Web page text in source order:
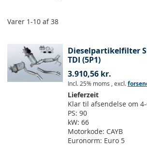
Varer 1-10 af38
Dieselpartikelfilter
TDI (5P1)
3.910,56 kr.
Incl. 25% moms , excl.
Lieferzeit
Klar til afsendelse om
PS: 90
kW: 66
Motorkode: CAYB
Euronorm: Euro 5